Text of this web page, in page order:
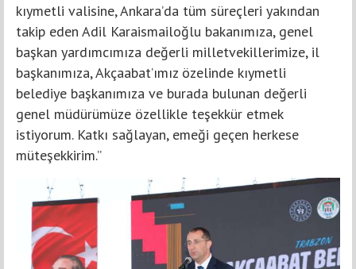
kıymetli valisine, Ankara’da tüm süreçleri yakından
takip eden Adil Karaismailoğlu bakanımıza, genel
başkan yardımcımıza değerli milletvekillerimize, il
başkanımıza, Akçaabat’ımız özelinde kıymetli
belediye başkanımıza ve burada bulunan değerli
genel müdürümüze özellikle teşekkür etmek
istiyorum. Katkı sağlayan, emeği geçen herkese
müteşekkirim.”